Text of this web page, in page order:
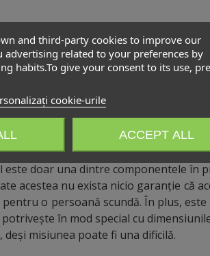
problemelor de sănătate. Mai multe
încat să fie profilat în acord cu
utilizatorului;
exemplu, stomatologii necesită un
cu garanție ar fi mult mai convenabil.
echilibrată, de balans.
doar una dintre componentele în
acestea nu exista nicio garanție că
o persoană scundă. În plus,
în mod special cu
, deși misiunea poate fi una dificilă.
and third-party cookies to improve our
advertising related to your preferences by
habits.To give your consent to its use,
cookie-urile
ACCEPT ALL